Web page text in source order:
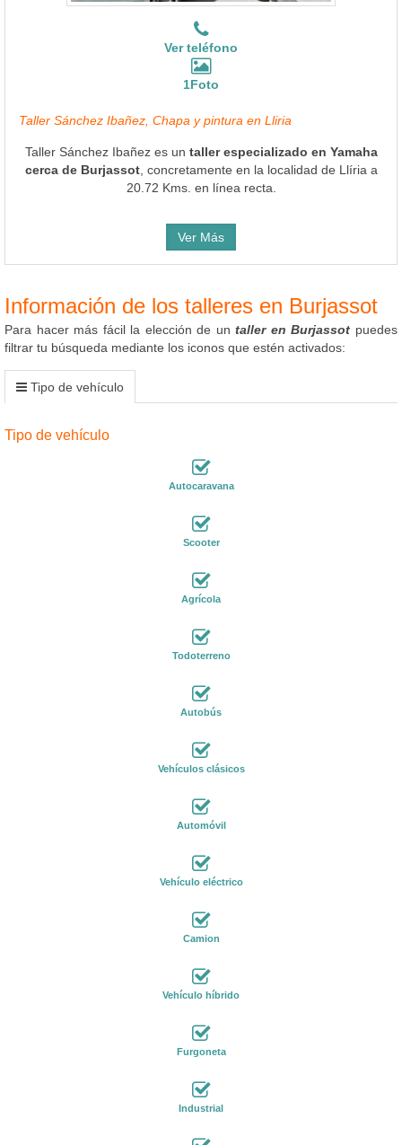
Ver teléfono
1Foto
Taller Sánchez Ibañez, Chapa y pintura en Lliria
Taller Sánchez Ibañez es un taller especializado en Yamaha
cerca de Burjassot, concretamente en la localidad de Llíria a
20.72 Kms. en línea recta.
Ver Más
Información de los talleres en Burjassot
Para hacer más fácil la elección de untaller en Burjassot puedes
filtrar tu búsqueda mediante los iconos que estén activados:
Tipo de vehículo
Tipo de vehículo
Autocaravana
Scooter
Agrícola
Todoterreno
Autobús
Vehículos clásicos
Automóvil
Vehículo eléctrico
Camion
Vehículo híbrido
Furgoneta
Industrial